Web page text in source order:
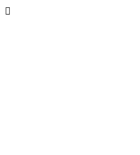
